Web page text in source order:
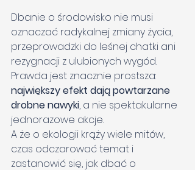
Dbanie o środowisko nie musi
oznaczać radykalnej zmiany życia,
przeprowadzki do leśnej chatki ani
rezygnacji z ulubionych wygód.
Prawda jest znacznie prostsza:
największy efekt dają powtarzane
drobne nawyki, a nie spektakularne
jednorazowe akcje.
A że o ekologii krąży wiele mitów,
czas odczarować temat i
zastanowić się, jak dbać o